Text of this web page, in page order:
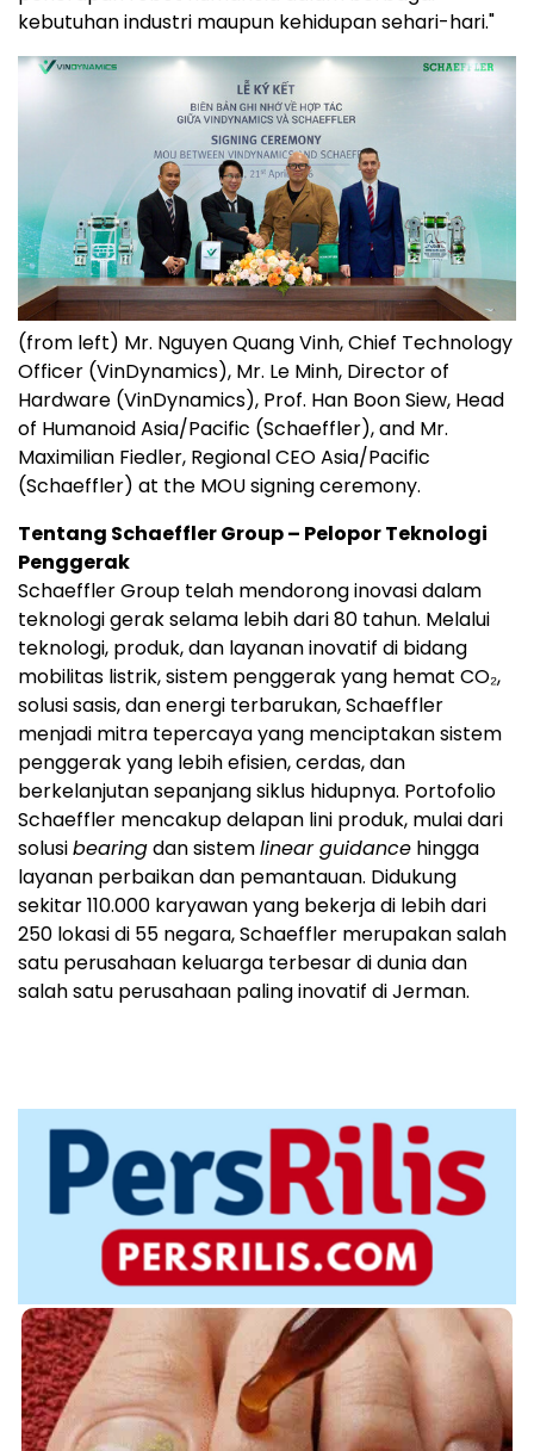
kebutuhan industri maupun kehidupan sehari-hari."
(from left) Mr. Nguyen Quang Vinh, Chief Technology
Officer (VinDynamics), Mr. Le Minh, Director of
Hardware (VinDynamics), Prof. Han Boon Siew, Head
of Humanoid Asia/Pacific (Schaeffler), and Mr.
Maximilian Fiedler, Regional CEO Asia/Pacific
(Schaeffler) at the MOU signing ceremony.
Tentang Schaeffler Group – Pelopor Teknologi
Penggerak
Schaeffler Group telah mendorong inovasi dalam
teknologi gerak selama lebih dari 80 tahun. Melalui
teknologi, produk, dan layanan inovatif di bidang
mobilitas listrik, sistem penggerak yang hemat CO₂,
solusi sasis, dan energi terbarukan, Schaeffler
menjadi mitra tepercaya yang menciptakan sistem
penggerak yang lebih efisien, cerdas, dan
berkelanjutan sepanjang siklus hidupnya. Portofolio
Schaeffler mencakup delapan lini produk, mulai dari
solusibearingdan sistemlinear guidance hingga
layanan perbaikan dan pemantauan. Didukung
sekitar 110.000 karyawan yang bekerja di lebih dari
250 lokasi di 55 negara, Schaeffler merupakan salah
satu perusahaan keluarga terbesar di dunia dan
salah satu perusahaan paling inovatif di Jerman.